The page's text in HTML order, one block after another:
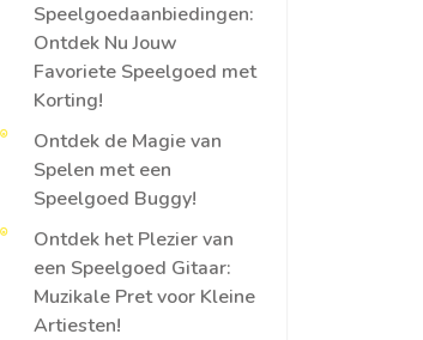
Speelgoedaanbiedingen:
Ontdek Nu Jouw
Favoriete Speelgoed met
Korting!
Ontdek de Magie van
Spelen met een
Speelgoed Buggy!
Ontdek het Plezier van
een Speelgoed Gitaar:
Muzikale Pret voor Kleine
Artiesten!